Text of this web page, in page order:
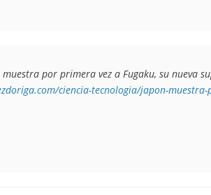
muestra por primera vez a Fugaku, su nueva
ciencia-tecnologia/japon-muestra-